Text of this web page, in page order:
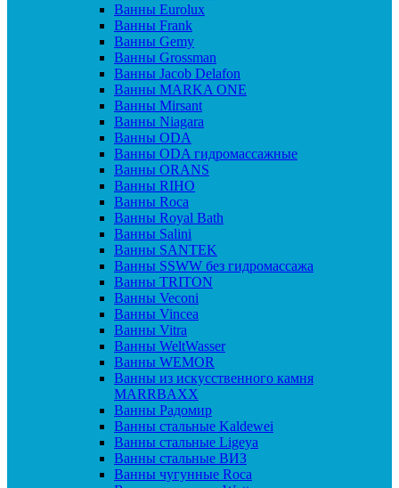
Ванны Eurolux
Ванны Frank
Ванны Gemy
Ванны Grossman
Ванны Jacob Delafon
Ванны MARKA ONE
Ванны Mirsant
Ванны Niagara
Ванны ODA
Ванны ODA гидромассажные
Ванны ORANS
Ванны RIHO
Ванны Roca
Ванны Royal Bath
Ванны Salini
Ванны SANTEK
Ванны SSWW без гидромассажа
Ванны TRITON
Ванны Veconi
Ванны Vincea
Ванны Vitra
Ванны WeltWasser
Ванны WEMOR
Ванны из искусственного камня
MARRBAXX
Ванны Радомир
Ванны стальные Kaldewei
Ванны стальные Ligeya
Ванны стальные ВИЗ
Ванны чугунные Roca